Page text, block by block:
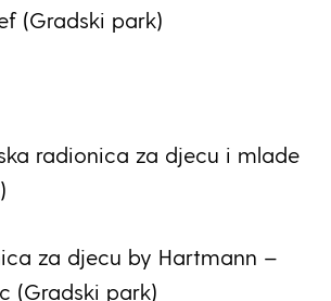
(Gradski park)
radionica za djecu i mlade
za djecu by Hartmann –
(Gradski park)